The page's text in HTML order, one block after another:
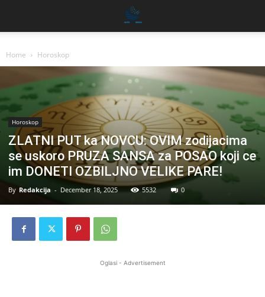
Home Horoskop
Horoskop
ZLATNI PUT ka NOVCU: OVIM zodijacima
se uskoro PRUZA SANSA za POSAO koji ce
im DONETI OZBILJNO VELIKE PARE!
By Redakcija - December 18, 2025 5532 0
Oglasi - Advertisement